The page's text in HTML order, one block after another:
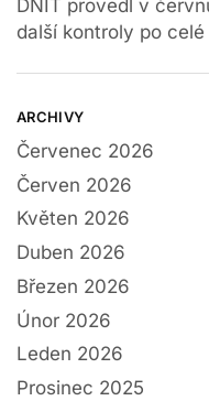
DNIT provedl v
další kontroly po celé
ARCHIVY
Červenec 2026
Červen 2026
Květen 2026
Duben 2026
Březen 2026
Únor 2026
Leden 2026
Prosinec 2025